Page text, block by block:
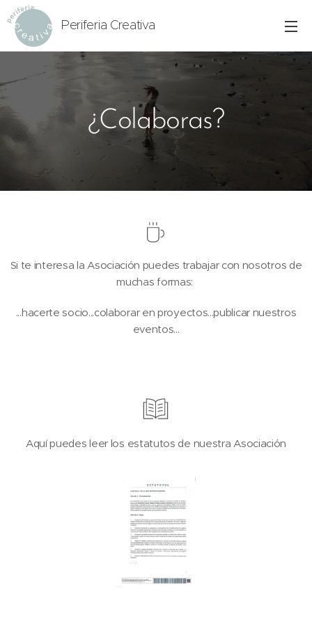
Periferia Creativa
¿Colaboras?
Si te interesa la Asociación puedes trabajar con nosotros de
muchas formas:
...hacerte socio...colaborar en proyectos...publicar nuestros
eventos...
Aquí puedes leer los estatutos de nuestra Asociación